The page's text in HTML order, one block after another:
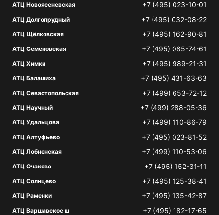
АТЦ Новоясеневская +7 (495) 023-10-01
АТЦ Долгопрудный +7 (495) 032-08-22
АТЦ Щёлковская +7 (495) 162-90-81
АТЦ Семеновская +7 (495) 085-74-61
АТЦ Химки +7 (495) 989-21-31
АТЦ Балашиха +7 (495) 431-63-63
АТЦ Севастопольская +7 (499) 653-72-12
АТЦ Научный +7 (499) 288-05-36
АТЦ Удальцова +7 (499) 110-86-79
АТЦ Алтуфьево +7 (495) 023-81-52
АТЦ Лобненская +7 (499) 110-53-06
АТЦ Очаково +7 (495) 152-31-11
АТЦ Солнцево +7 (495) 125-38-41
АТЦ Раменки +7 (495) 135-42-87
АТЦ Варшавское ш +7 (495) 182-17-65